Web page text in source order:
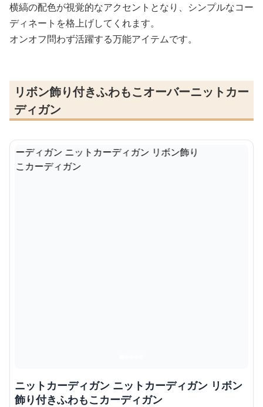
横縞の配色が視覚的なアクセントとなり、シンプルなコー
ディネートを格上げしてくれます。
オンオフ問わず活躍する万能アイテムです。
リボン飾り付きふわもこオーバーニットカー
ディガン
ニットカーディガン ニットカーディガン リボン
飾り付きふわもこカーディガン